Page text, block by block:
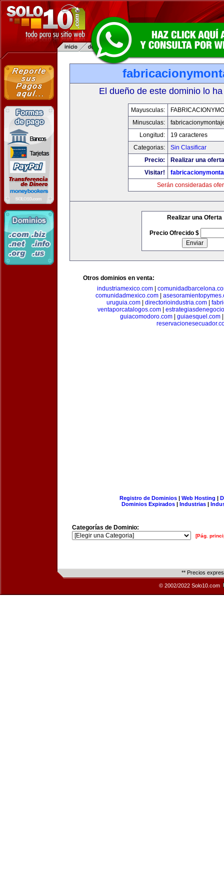
El dueño de este dominio lo
Mayusculas:
Minusculas:
Longitud:
19 caracteres
Categorias:
Sin Clasificar
Precio:
Realizar una
Visitar!
Serán consideradas
Realizar una Oferta
Precio Ofrecido $
Otros dominios en venta:
industriamexico.com|
comunidadmexico.com
uruguia.com
directorioindustria.com
ventaporcatalogos.com
guiacomodoro.com
guiaesquel.com
Registro de Dominios| Web Hosting |
Dominios Expirados | Industrias |
Categorías de Dominio:
[Pág.
** Precios
© 2002/2022 Solo10.com